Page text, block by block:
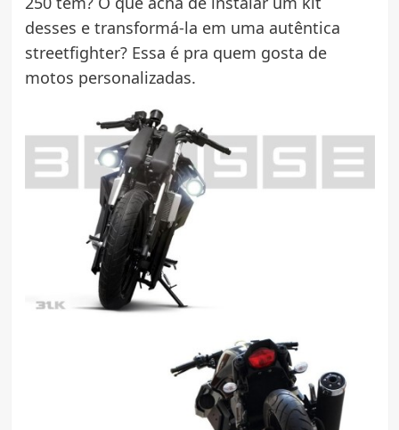
desses e transformá-la em uma autêntica
streetfighter? Essa é pra quem gosta de
motos personalizadas.